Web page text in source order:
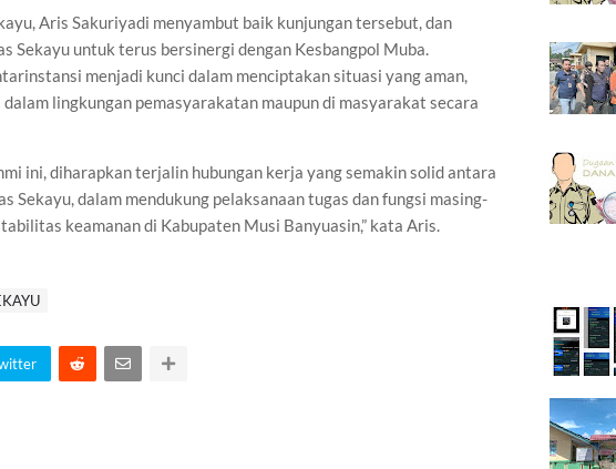
Aris Sakuriyadi menyambut baik kunjungan tersebut, dan
Sekayu untuk terus bersinergi dengan Kesbangpol Muba.
menjadi kunci dalam menciptakan situasi yang aman,
lingkungan pemasyarakatan maupun di masyarakat secara
ini, diharapkan terjalin hubungan kerja yang semakin solid antara
Sekayu, dalam mendukung pelaksanaan tugas dan fungsi masing-
keamanan di Kabupaten Musi Banyuasin,” kata Aris.